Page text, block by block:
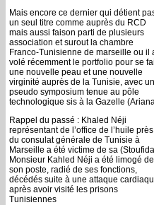
Mais encore ce dernier qui détient
un seul titre comme auprès du RCD
mais aussi faison parti de plusieurs
association et surout la chambre
Franco-Tunisienne de marseille ou il
volé récemment le portfolio pour se
une nouvelle peau et une nouvelle
virginité auprès de la Tunisie, avec un
pseudo symposium tenue au pôle
technologique sis à la Gazelle
Rappel du passé : Khaled Néji
représentant de l’office de l’huile près
du consulat générale de Tunisie à
Marseille a été victime de sa
Monsieur Kahled Néji a été limogé de
son poste, radié de ses fonctions,
décédés suite à une attaque
après avoir visité les prisons
Tunisiennes